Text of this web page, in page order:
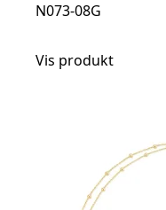
N073-08G
Vis produkt